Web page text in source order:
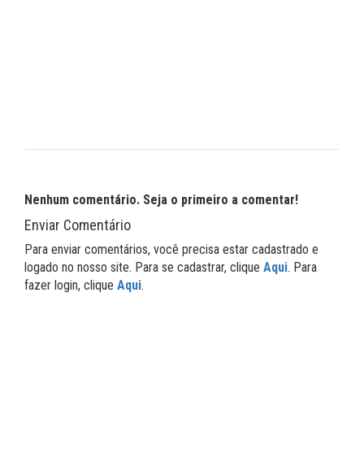
Nenhum comentário. Seja o primeiro a comentar!
Enviar Comentário
Para enviar comentários, você precisa estar cadastrado e
logado no nosso site. Para se cadastrar, clique Aqui. Para
fazer login, clique Aqui.